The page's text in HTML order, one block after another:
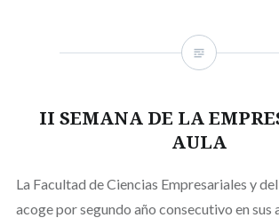
II SEMANA DE LA
AULA
La Facultad de Ciencias Empresariales y
acoge por segundo año consecutivo en sus